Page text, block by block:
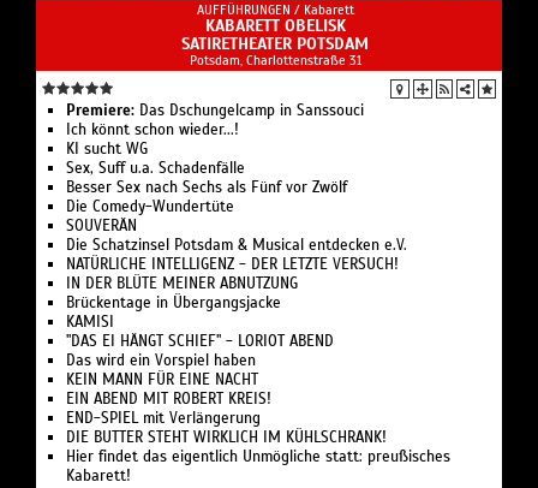
AUFFÜHRUNGEN / Kabarett
KABARETT OBELISK
SATIRETHEATER POTSDAM
Potsdam, Charlottenstraße 31
Premiere: Das Dschungelcamp in Sanssouci
Ich könnt schon wieder...!
KI sucht WG
Sex, Suff u.a. Schadenfälle
Besser Sex nach Sechs als Fünf vor Zwölf
Die Comedy-Wundertüte
SOUVERÄN
Die Schatzinsel Potsdam & Musical entdecken e.V.
NATÜRLICHE INTELLIGENZ - DER LETZTE VERSUCH!
IN DER BLÜTE MEINER ABNUTZUNG
Brückentage in Übergangsjacke
KAMISI
"DAS EI HÄNGT SCHIEF" - LORIOT ABEND
Das wird ein Vorspiel haben
KEIN MANN FÜR EINE NACHT
EIN ABEND MIT ROBERT KREIS!
END-SPIEL mit Verlängerung
DIE BUTTER STEHT WIRKLICH IM KÜHLSCHRANK!
Hier findet das eigentlich Unmögliche statt: preußisches
Kabarett!